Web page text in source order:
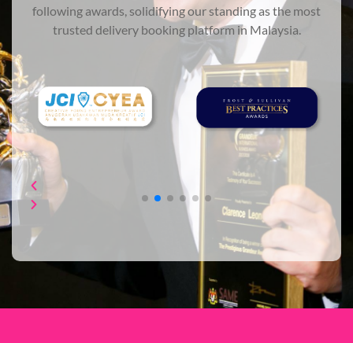
following awards, solidifying our standing as the most
trusted delivery booking platform in Malaysia.